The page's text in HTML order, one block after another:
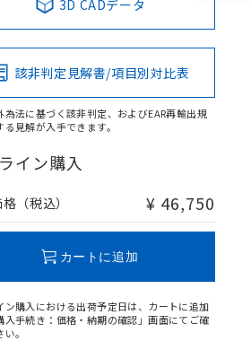
3D CADデータ
該非判定見解書/項目別対比表
為法に基づく該非判定、およびEAR再輸出規
る見解が入手できます。
イン購入
（税込） ¥ 46,750
カートに追加
ン購入における出荷予定日は、カートに追加
入手続き：価格・納期の確認」画面にてご確
。